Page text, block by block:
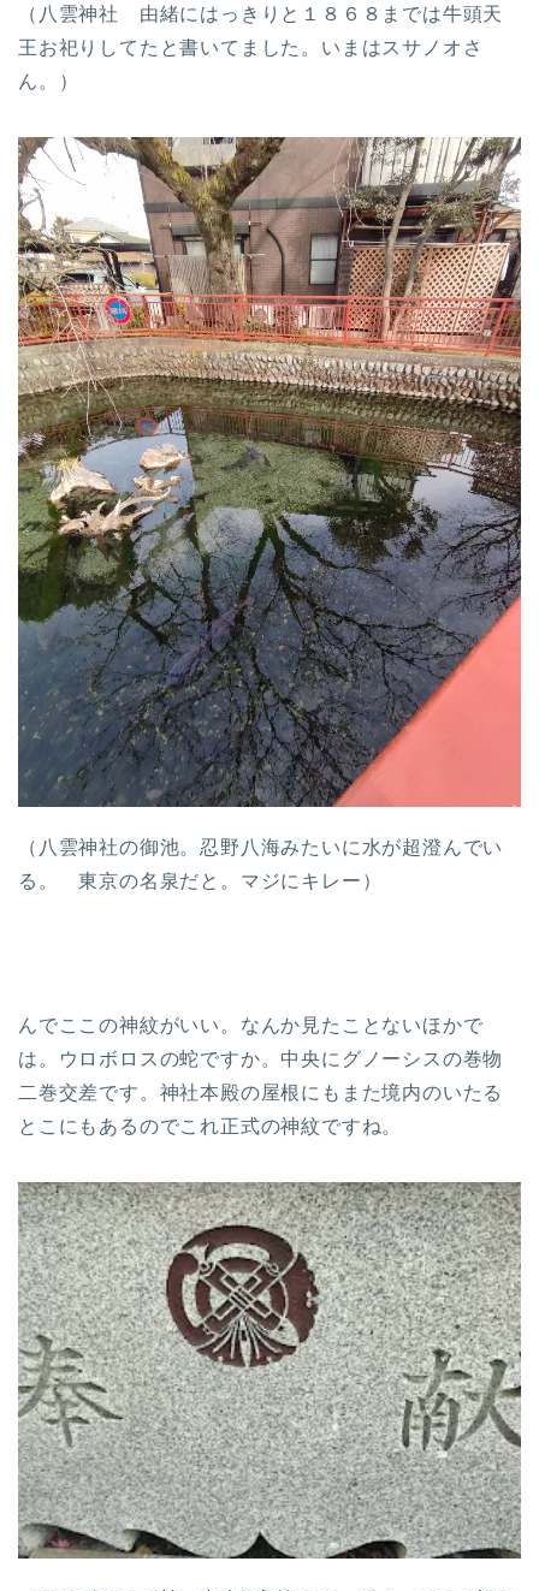
（八雲神社 由緒にはっきりと１８６８までは牛頭天
王お祀りしてたと書いてました。いまはスサノオさ
ん。）
（八雲神社の御池。忍野八海みたいに水が超澄んでい
る。 東京の名泉だと。マジにキレー）
んでここの神紋がいい。なんか見たことないほかで
は。ウロボロスの蛇ですか。中央にグノーシスの巻物
二巻交差です。神社本殿の屋根にもまた境内のいたる
とこにもあるのでこれ正式の神紋ですね。